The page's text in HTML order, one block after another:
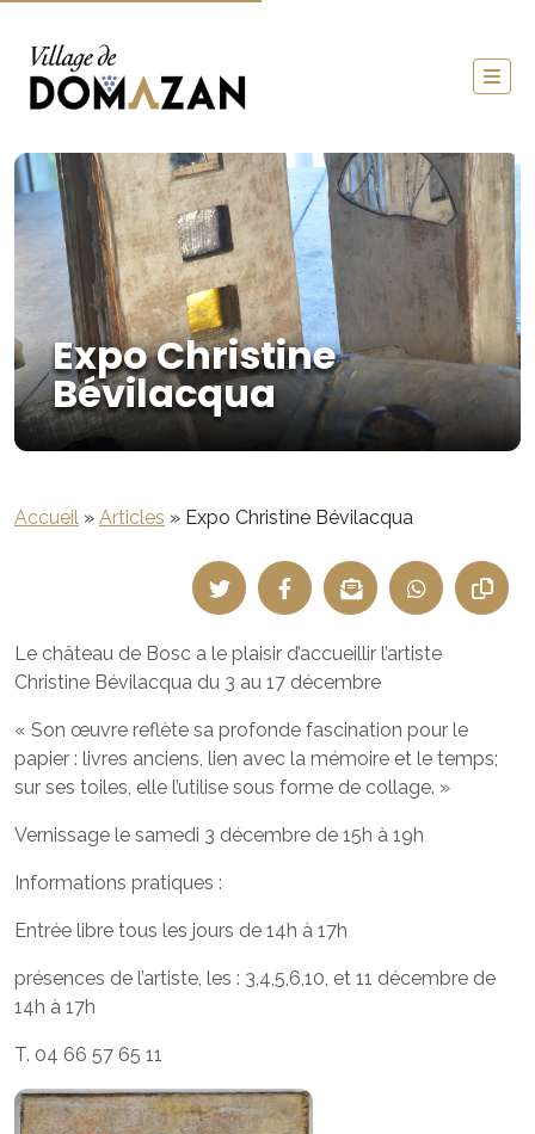
Expo Christine
Bévilacqua
Accueil » Articles » Expo Christine Bévilacqua
Le château de Bosc a le plaisir d’accueillir l’artiste
Christine Bévilacqua du 3 au 17 décembre
« Son œuvre reflète sa profonde fascination pour le
papier : livres anciens, lien avec la mémoire et le temps;
sur ses toiles, elle l’utilise sous forme de collage. »
Vernissage le samedi 3 décembre de 15h à 19h
Informations pratiques :
Entrée libre tous les jours de 14h à 17h
présences de l’artiste, les : 3,4,5,6,10, et 11 décembre de
14h à 17h
T. 04 66 57 65 11